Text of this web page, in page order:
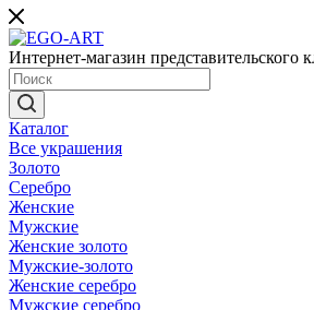
Интернет-магазин представительского
Каталог
Все украшения
Золото
Серебро
Женские
Мужские
Женские золото
Мужские-золото
Женские серебро
Мужские серебро